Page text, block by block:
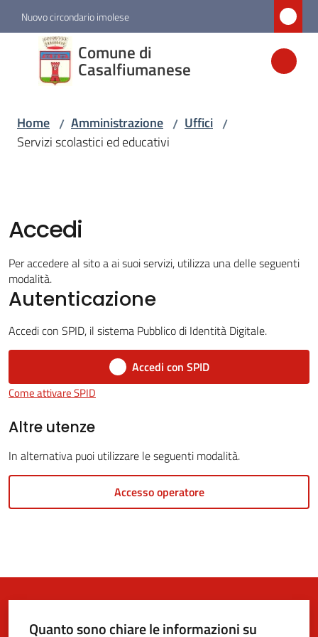
Vai al contenuto
Vai alla navigazione
Vai al footer
Nuovo circondario imolese
Comune di
Casalfiumanese
Comune di
Casalfiumanese
Amministrazione
Menu selezionato
Servizi
Vivere
Casalfiumanese
5x1000
on-
Home / Amministrazione / Uffici /
Servizi scolastici ed educativi
Accedi
Per accedere al sito a ai suoi servizi, utilizza una delle seguenti
modalità.
Autenticazione
Accedi con SPID, il sistema Pubblico di Identità Digitale.
Accedi con SPID
Come attivare SPID
Altre utenze
In alternativa puoi utilizzare le seguenti modalità.
Accesso operatore
Quanto sono chiare le informazioni su